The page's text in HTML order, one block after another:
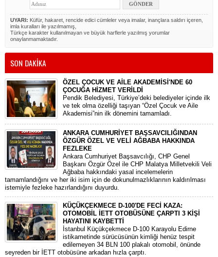
UYARI: Küfür, hakaret, rencide edici cümleler veya imalar, inançlara saldırı içeren,
imla kuralları ile yazılmamış,
Türkçe karakter kullanılmayan ve büyük harflerle yazılmış yorumlar
onaylanmamaktadır.
SON DAKİKA
ÖZEL ÇOCUK VE AİLE AKADEMİSİ'NDE 60
ÇOCUĞA HİZMET VERİLDİ
Pendik Belediyesi, Türkiye’deki belediyeler içinde ilk
ve tek olma özelliği taşıyan “Özel Çocuk ve Aile
Akademisi”nin ilk dönemini tamamladı.
ANKARA CUMHURİYET BAŞSAVCILIĞINDAN
ÖZGÜR ÖZEL VE VELİ AĞBABA HAKKINDA
FEZLEKE
​Ankara Cumhuriyet Başsavcılığı, CHP Genel
Başkanı Özgür Özel ile CHP Malatya Milletvekili Veli
Ağbaba hakkındaki yasal incelemelerin
tamamlandığını ve her iki isim için de dokunulmazlıklarının kaldırılması
istemiyle fezleke hazırlandığını duyurdu.
KÜÇÜKÇEKMECE D-100'DE FECİ KAZA:
OTOMOBİL İETT OTOBÜSÜNE ÇARPTI 3 KİŞİ
HAYATINI KAYBETTİ
​İstanbul Küçükçekmece D-100 Karayolu Edirne
istikametinde sürücüsünün kimliği henüz tespit
edilemeyen 34 BLN 100 plakalı otomobil, önünde
seyreden bir İETT otobüsüne arkadan hızla çarptı.